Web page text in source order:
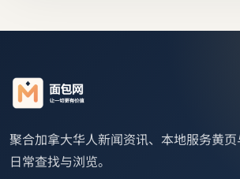
聚合加拿大华人新闻资讯、本地服务黄
日常查找与浏览。